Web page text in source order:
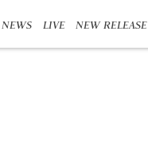
NEWS LIVE NEW RELEASE